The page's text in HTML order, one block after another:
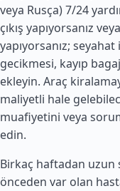
veya Rusça) 7/24
çıkış yapıyorsanız
yapıyorsanız;
gecikmesi, kayıp
ekleyin. Araç
maliyetli hale
muafiyetini veya
edin.
Birkaç haftadan uzun
önceden var olan